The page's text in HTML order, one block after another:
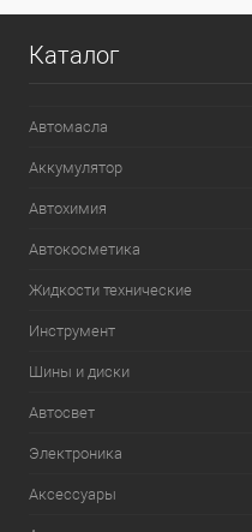
Каталог
Автомасла
Аккумулятор
Автохимия
Автокосметика
Жидкости технические
Инструмент
Шины и диски
Автосвет
Электроника
Аксессуары